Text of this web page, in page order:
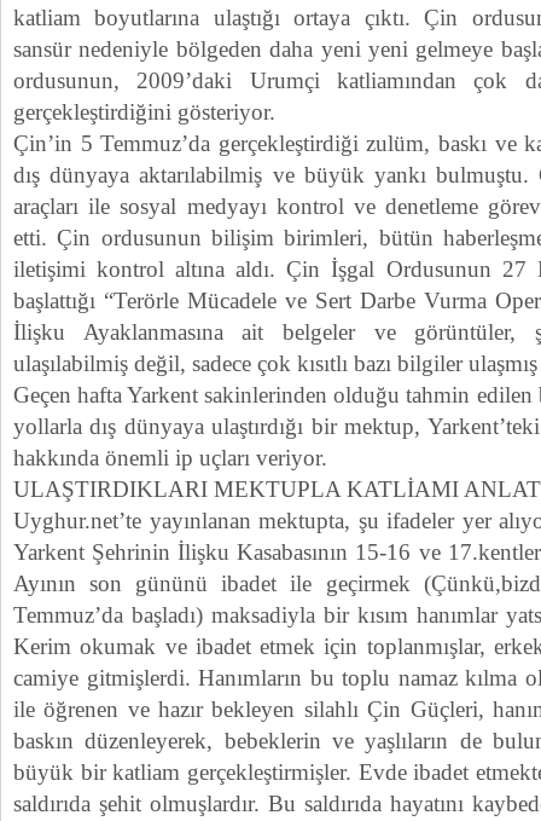
katliam boyutlarına ulaştığı ortaya çıktı. Çin
sansür nedeniyle bölgeden daha yeni yeni gelmeye
ordusunun, 2009’daki Urumçi katliamından çok
gerçekleştirdiğini gösteriyor.
Çin’in 5 Temmuz’da gerçekleştirdiği zulüm, baskı ve
dış dünyaya aktarılabilmiş ve büyük yankı
araçları ile sosyal medyayı kontrol ve denetleme
etti. Çin ordusunun bilişim birimleri, bütün
iletişimi kontrol altına aldı. Çin İşgal Ordusunun 27
başlattığı “Terörle Mücadele ve Sert Darbe Vurma
İlişku Ayaklanmasına ait belgeler ve görüntüler,
ulaşılabilmiş değil, sadece çok kısıtlı bazı bilgiler
Geçen hafta Yarkent sakinlerinden olduğu tahmin
yollarla dış dünyaya ulaştırdığı bir mektup,
hakkında önemli ip uçları veriyor.
ULAŞTIRDIKLARI MEKTUPLA KATLİAMI
Uyghur.net’te yayınlanan mektupta, şu ifadeler yer
Yarkent Şehrinin İlişku Kasabasının 15-16 ve
Ayının son gününü ibadet ile geçirmek
Temmuz’da başladı) maksadiyla bir kısım hanımlar
Kerim okumak ve ibadet etmek için toplanmışlar,
camiye gitmişlerdi. Hanımların bu toplu namaz kılma
ile öğrenen ve hazır bekleyen silahlı Çin Güçleri,
baskın düzenleyerek, bebeklerin ve yaşlıların de
büyük bir katliam gerçekleştirmişler. Evde ibadet
saldırıda şehit olmuşlardır. Bu saldırıda hayatını